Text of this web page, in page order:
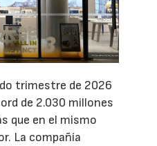
trimestre de 2026
de 2.030 millones
que en el mismo
La compañía